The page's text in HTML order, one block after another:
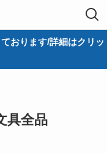
おります/詳細はクリッ
具全品